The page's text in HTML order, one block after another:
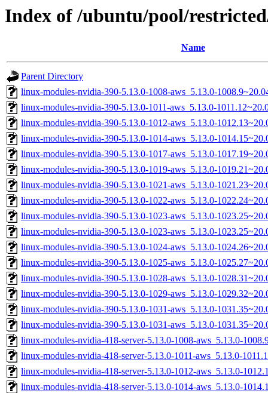
Index of /ubuntu/pool/
Name
Parent Directory
linux-modules-nvidia-390-5.13.0-1008-aws_5.13.0-
linux-modules-nvidia-390-5.13.0-1011-aws_5.13.0-
linux-modules-nvidia-390-5.13.0-1012-aws_5.13.0-
linux-modules-nvidia-390-5.13.0-1014-aws_5.13.0-
linux-modules-nvidia-390-5.13.0-1017-aws_5.13.0-
linux-modules-nvidia-390-5.13.0-1019-aws_5.13.0-
linux-modules-nvidia-390-5.13.0-1021-aws_5.13.0-
linux-modules-nvidia-390-5.13.0-1022-aws_5.13.0-
linux-modules-nvidia-390-5.13.0-1023-aws_5.13.0-
linux-modules-nvidia-390-5.13.0-1023-aws_5.13.0-
linux-modules-nvidia-390-5.13.0-1024-aws_5.13.0-
linux-modules-nvidia-390-5.13.0-1025-aws_5.13.0-
linux-modules-nvidia-390-5.13.0-1028-aws_5.13.0-
linux-modules-nvidia-390-5.13.0-1029-aws_5.13.0-
linux-modules-nvidia-390-5.13.0-1031-aws_5.13.0-
linux-modules-nvidia-390-5.13.0-1031-aws_5.13.0-
linux-modules-nvidia-418-server-5.13.0-1008-aws_5.13.0-
linux-modules-nvidia-418-server-5.13.0-1011-aws_5.13.0-
linux-modules-nvidia-418-server-5.13.0-1012-aws_5.13.0-
linux-modules-nvidia-418-server-5.13.0-1014-aws_5.13.0-